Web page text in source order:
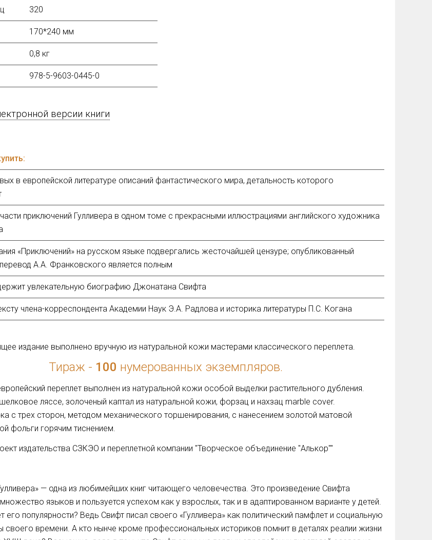
320
170*240 мм
0,8 кг
978-5-9603-0445-0
версии книги
в европейской литературе описаний фантастического мира, детальность которого
приключений Гулливера в одном томе с прекрасными иллюстрациями английского художника
«Приключений» на русском языке подвергались жесточайшей цензуре; опубликованный
А.А. Франковского является полным
увлекательную биографию Джонатана Свифта
члена-корреспондента Академии Наук Э.А. Радлова и историка литературы П.С. Когана
издание выполнено вручную из натуральной кожи мастерами классического переплета.
Тираж - 100 нумерованных экземпляров.
переплет выполнен из натуральной кожи особой выделки растительного дубления.
ляссе, золоченый каптал из натуральной кожи, форзац и нахзац marble cover.
с трех сторон, методом механического торшенирования, с нанесением золотой матовой
фольги горячим тиснением.
издательства СЗКЭО и переплетной компании "Творческое объединение "Алькор""
— одна из любимейших книг читающего человечества. Это произведение Свифта
языков и пользуется успехом как у взрослых, так и в адаптированном варианте у детей.
его популярности? Ведь Свифт писал своего «Гулливера» как политический памфлет и социальную
своего времени. А кто нынче кроме профессиональных историков помнит в деталях реалии жизни